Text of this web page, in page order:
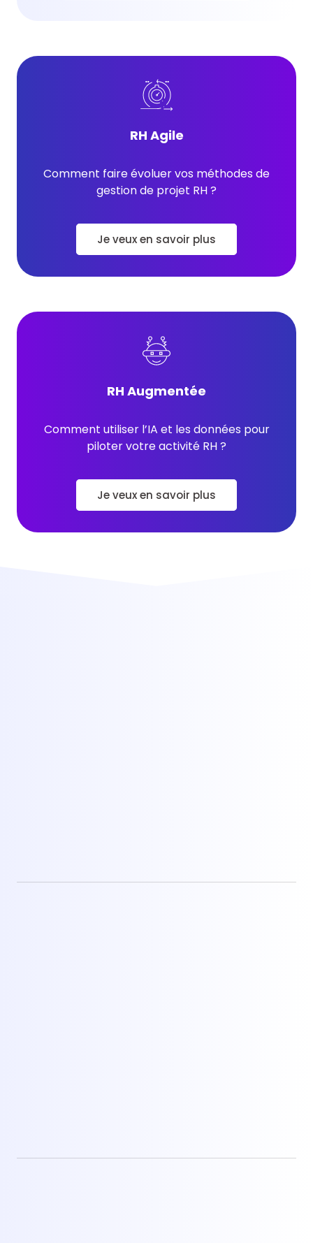
RH Agile
Comment faire évoluer vos méthodes de
gestion de projet RH ?
Je veux en savoir plus
RH Augmentée
Comment utiliser l’IA et les données pour
piloter votre activité RH ?
Je veux en savoir plus